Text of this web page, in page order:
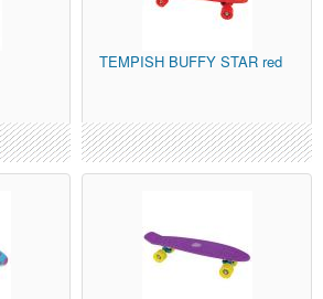
TEMPISH BUFFY STAR red